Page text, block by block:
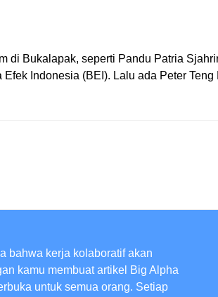
di Bukalapak, seperti Pandu Patria
Indonesia (BEI). Lalu ada Peter
bahwa kerja kolaboratif akan
kamu membuat artikel Big Alpha
untuk semua orang. Setiap